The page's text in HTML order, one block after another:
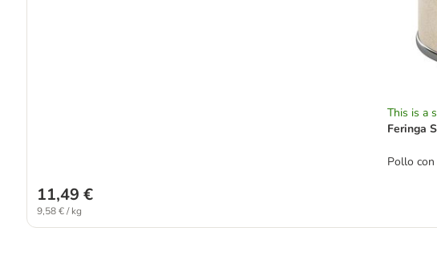
This is a
Feringa
Pollo con
11,49 €
9,58 € / kg